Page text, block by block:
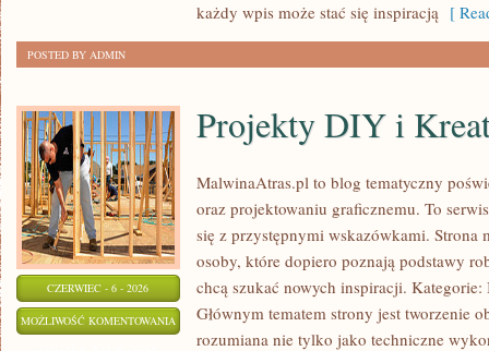
każdy wpis może stać się inspiracją [
POSTED BY ADMIN
CZERWIEC - 6 - 2026
MOŻLIWOŚĆ KOMENTOWANIA PROJEKTY
Projekty DIY i
MalwinaAtras.pl to blog tematyczny
oraz projektowaniu graficznemu. To
się z przystępnymi wskazówkami. Strona
osoby, które dopiero poznają podstawy
chcą szukać nowych inspiracji.
Głównym tematem strony jest tworzenie
rozumiana nie tylko jako techniczne